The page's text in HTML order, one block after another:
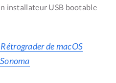
installateur USB bootable
de macOS